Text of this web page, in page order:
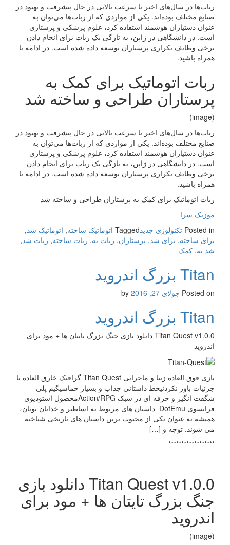
ربات‌ها در سال‌های اخیر با سرعت بالایی در حال پیشرفت و بهبود در
صنایع مختلف بوده‌اند. یکی از مواردی که از ربات‌ها می‌توان به
عنوان دستیاران هوشمند استفاده کرد، علوم پزشکی و پرستاری
است. در دانشگاهی در ژاپن، به تازگی یک ربات برای انجام دادن
برخی وظایف تکراری پرستاران توسعه داده شده است. در ادامه با
همراه باشید.
ربات اتوماتیک برای کمک به
پرستاران طراحی و ساخته شد
(image)
ربات‌ها در سال‌های اخیر با سرعت بالایی در حال پیشرفت و بهبود در
صنایع مختلف بوده‌اند. یکی از مواردی که از ربات‌ها می‌توان به
عنوان دستیاران هوشمند استفاده کرد، علوم پزشکی و پرستاری
است. در دانشگاهی در ژاپن، به تازگی یک ربات برای انجام دادن
برخی وظایف تکراری پرستاران توسعه داده شده است. در ادامه با
همراه باشید.
ربات اتوماتیک برای کمک به پرستاران طراحی و ساخته شد
موزیک سرا
Posted in تکنولوژی جدیدTagged اتوماتیک ساخته, اتوماتیک شد,
برای ساخته, برای شد, پرستاران, ربات به, ربات ساخته, ربات شد,
شد به, کمک
Titan بزرگ اندروید
Posted on جولای 27, 2016
Titan بزرگ اندروید
Titan Quest v1.0.0 دانلود بازی جنگ بزرگ تایتان ها + مود برای
اندروید
بازی فوق العاده زیبا و ماجرایی Titan Quest گرافیک خارق العاده با
جزئیات باور نکردنیخط داستانی جذاب و بسیار حماسیگیم پلی
شگفت انگیز و حرفه ای در سبک Action/RPGمحصول استودیوی
فرانسوی DotEmu داستان های مربوط به اساطیر و خدایان یونان،
همیشه به عنوان یکی از محبوب ترین داستان های تاریخی شناخته
می شوند. توجه و […]
******************
Titan Quest v1.0.0 دانلود بازی
جنگ بزرگ تایتان ها + مود برای
اندروید
(image)